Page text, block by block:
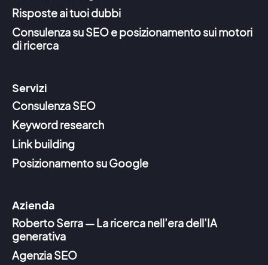
Risposte ai tuoi dubbi
Consulenza su SEO e posizionamento sui motori
di ricerca
Servizi
Consulenza SEO
Keyword research
Link building
Posizionamento su Google
Azienda
Roberto Serra — La ricerca nell’era dell’IA
generativa
Agenzia SEO